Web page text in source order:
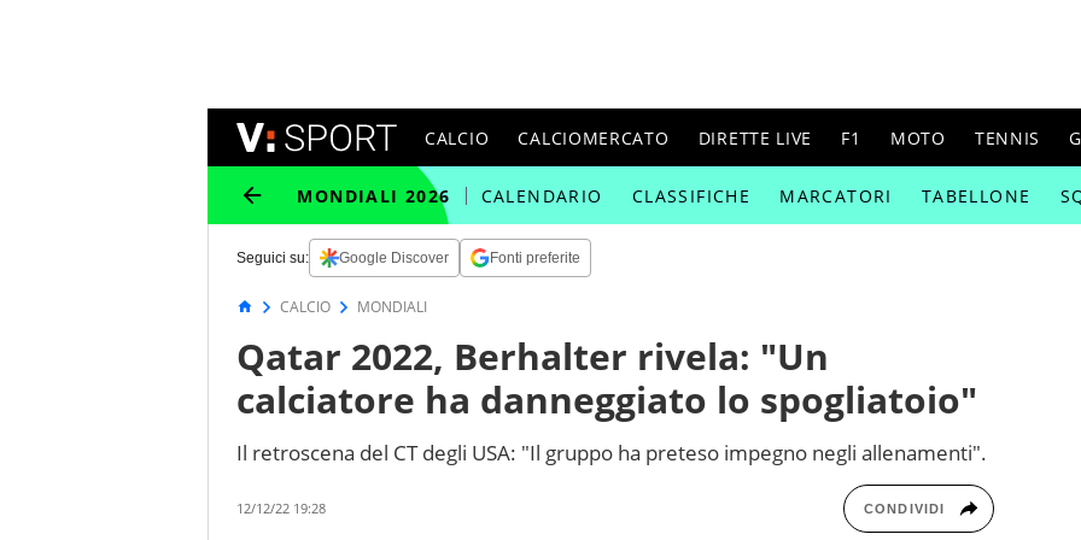
CALCIO CALCIOMERCATO DIRETTE LIVE F1 MOTO TENNIS
MONDIALI 2026 CALENDARIO CLASSIFICHE MARCATORI TABELLONE
Seguici su: Google Discover Fonti preferite
CALCIO MONDIALI
Qatar 2022, Berhalter rivela: "Un
calciatore ha danneggiato lo spogliatoio"
Il retroscena del CT degli USA: "Il gruppo ha preteso impegno negli allenamenti".
12/12/22 19:28 CONDIVIDI